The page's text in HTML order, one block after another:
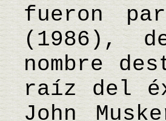
fueron
(1986),
nombre
raíz del
John